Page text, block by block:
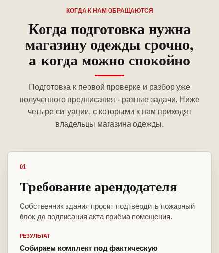
КОГДА К НАМ ОБРАЩАЮТСЯ
Когда подготовка нужна
магазину одежды срочно,
а когда можно спокойно
Подготовка к первой проверке и разбор уже
полученного предписания - разные задачи. Ниже
четыре ситуации, с которыми к нам приходят
владельцы магазина одежды.
01
Требование арендодателя
Собственник здания просит подтвердить пожарный
блок до подписания акта приёма помещения.
РЕЗУЛЬТАТ
Собираем комплект под фактическую